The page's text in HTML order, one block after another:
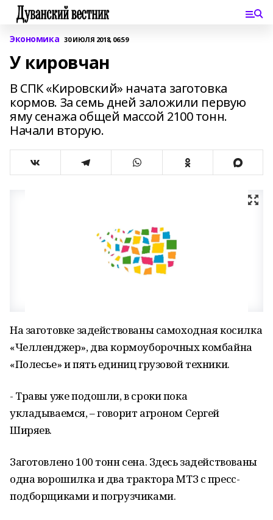
Экономика 30 ИЮЛЯ 2018, 06:59
У кировчан
В СПК «Кировский» начата заготовка
кормов. За семь дней заложили первую
яму сенажа общей массой 2100 тонн.
Начали вторую.
На заготовке задействованы самоходная косилка
«Челленджер», два кормоуборочных комбайна
«Полесье» и пять единиц грузовой техники.
- Травы уже подошли, в сроки пока
укладываемся, – говорит агроном Сергей
Ширяев.
Заготовлено 100 тонн сена. Здесь задействованы
одна ворошилка и два трактора МТЗ с пресс-
подборщиками и погрузчиками.